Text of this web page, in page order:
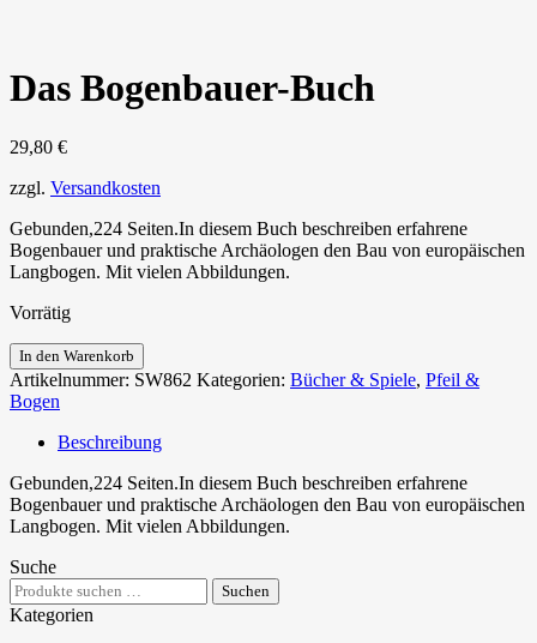
Das Bogenbauer-Buch
29,80 €
zzgl. Versandkosten
Gebunden,224 Seiten.In diesem Buch beschreiben erfahrene
Bogenbauer und praktische Archäologen den Bau von europäischen
Langbogen. Mit vielen Abbildungen.
Vorrätig
Das
Bogenbauer-
Buch
Menge
In den Warenkorb
Artikelnummer: SW862 Kategorien: Bücher & Spiele, Pfeil &
Bogen
Beschreibung
Gebunden,224 Seiten.In diesem Buch beschreiben erfahrene
Bogenbauer und praktische Archäologen den Bau von europäischen
Langbogen. Mit vielen Abbildungen.
Suche
Suchen
nach:
Suchen
Kategorien